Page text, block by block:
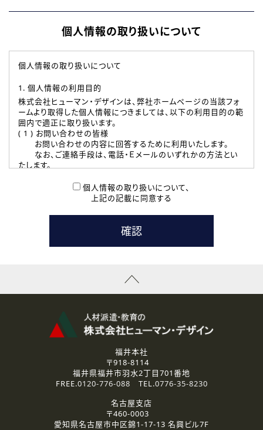
個人情報の取り扱いについて
個人情報の取り扱いについて
1. 個人情報の利用目的
株式会社ヒューマン・デザインは、弊社ホームページの当該フォ
ームより取得した個人情報につきましては、以下の利用目的の範
囲内で適正に取り扱います。
( 1 ) お問い合わせの皆様
お問い合わせの内容に回答するために利用いたします。
なお、ご連絡手段は、電話・Ｅメールのいずれかの方法とい
たします。
本登録に関するご連絡および本登録時の参考情報として利
たします。
( 3 ) スタッフ派遣を検討されている企業の皆様
お問い合わせの内容に回答するために利用いたします。
なお、ご連絡手段は、電話・Ｅメールのいずれかの方法とい
資料送付、受講相談に関するご連絡のために利用いたしま
その他、お問い合わせの内容に回答するために利用いたし
なお、ご連絡手段は、電話・Ｅメールのいずれかの方法とい
2.個人情報の第三者提供
ご提供いただいた個人情報は、法令等の規定に従う場合を除き、
3.個人情報の取り扱いの委託
弊社の定める個人情報保護の評価基準を満たした委託先に、個
個人情報の取り扱いについて、
上記の記載に同意する
福井本社
〒918-8114
福井県福井市羽水2丁目701番地
FREE.0120-776-088 TEL.0776-35-8230
名古屋支店
〒460-0003
愛知県名古屋市中区錦1-17-13 名興ビル7F